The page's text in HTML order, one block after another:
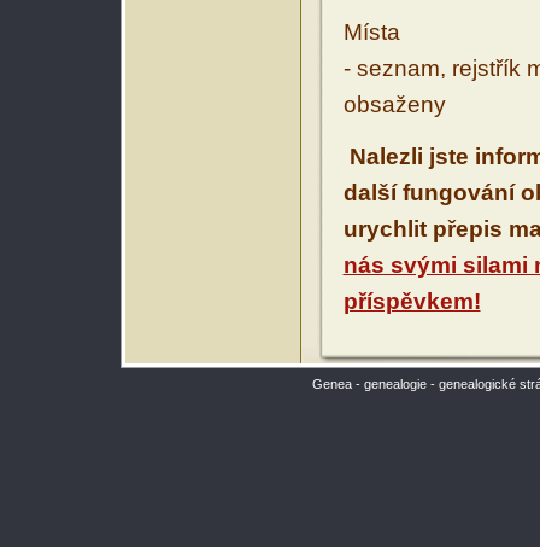
Místa
- seznam, rejstřík
obsaženy
Nalezli jste
další fungování
urychlit přepis
nás svými silami
příspěvkem!
Genea - genealogie - genealogické